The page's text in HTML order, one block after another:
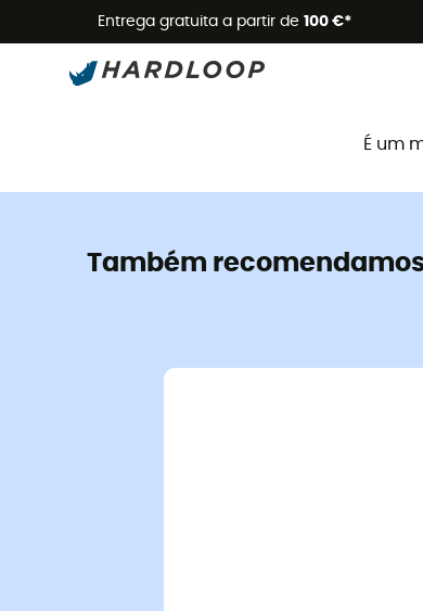
Entrega gratuita a partir de 100 €*
É um
Também